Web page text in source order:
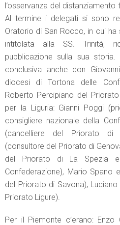
l’osservanza del distanziamento
Al termine i delegati si sono
Oratorio di San Rocco, in cui
intitolata alla SS. Trinità,
pubblicazione sulla sua storia.
conclusiva anche don
diocesi di Tortona delle
Roberto Percipiano del
per la Liguria: Gianni Poggi
consigliere nazionale della
(cancelliere del Priorato di
(consultore del Priorato di
del Priorato di La Spezia
Confederazione), Mario Spano
del Priorato di Savona),
Priorato Ligure).
Per il Piemonte c’erano: